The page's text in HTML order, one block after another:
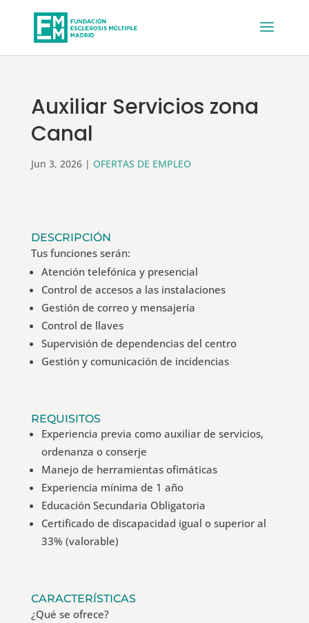
Auxiliar Servicios zona
Canal
Jun 3, 2026| OFERTAS DE EMPLEO
DESCRIPCIÓN
Tus funciones serán:
Atención telefónica y presencial
Control de accesos a las instalaciones
Gestión de correo y mensajería
Control de llaves
Supervisión de dependencias del centro
Gestión y comunicación de incidencias
REQUISITOS
Experiencia previa como auxiliar de servicios,
ordenanza o conserje
Manejo de herramientas ofimáticas
Experiencia mínima de 1 año
Educación Secundaria Obligatoria
Certificado de discapacidad igual o superior al
33% (valorable)
CARACTERÍSTICAS
¿Qué se ofrece?